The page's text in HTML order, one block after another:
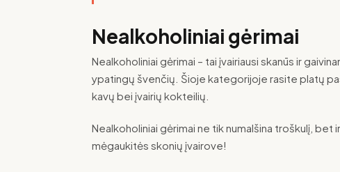
Nealkoholiniai gėrimai
Nealkoholiniai gėrimai – tai įvairiausi skanūs ir
ypatingų švenčių. Šioje kategorijoje rasite platų
kavų bei įvairių kokteilių.
Nealkoholiniai gėrimai ne tik numalšina troškulį,
mėgaukitės skonių įvairove!